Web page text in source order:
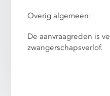
Overig algemeen:
De aanvraagreden is
zwangerschapsverlof.